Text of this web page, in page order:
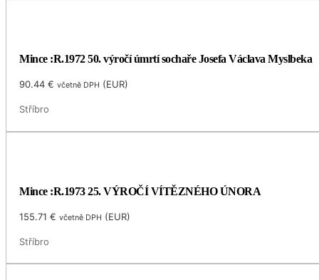
Mince :R.1972 50. výročí úmrtí sochaře Josefa Václava Myslbeka
90.44€ včetně DPH (EUR)
Stříbro
Mince :R.1973 25. VÝROČÍ VÍTĚZNÉHO ÚNORA
155.71€ včetně DPH (EUR)
Stříbro